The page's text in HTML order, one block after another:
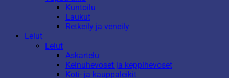
Kuntoilu
Laukut
Retkeily ja veneily
Lelut
Lelut
Askartelu
Keinuhevoset ja keppihevoset
Koti- ja kauppaleikit